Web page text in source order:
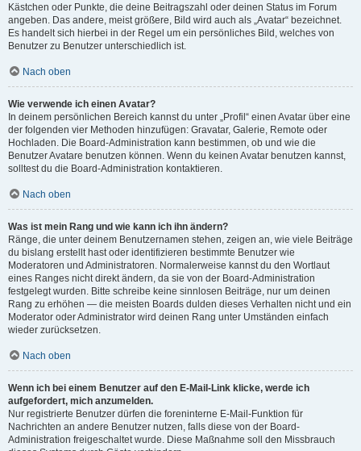
Kästchen oder Punkte, die deine Beitragszahl oder deinen Status im Forum
angeben. Das andere, meist größere, Bild wird auch als „Avatar“ bezeichnet.
Es handelt sich hierbei in der Regel um ein persönliches Bild, welches von
Benutzer zu Benutzer unterschiedlich ist.
Nach oben
Wie verwende ich einen Avatar?
In deinem persönlichen Bereich kannst du unter „Profil“ einen Avatar über eine
der folgenden vier Methoden hinzufügen: Gravatar, Galerie, Remote oder
Hochladen. Die Board-Administration kann bestimmen, ob und wie die
Benutzer Avatare benutzen können. Wenn du keinen Avatar benutzen kannst,
solltest du die Board-Administration kontaktieren.
Nach oben
Was ist mein Rang und wie kann ich ihn ändern?
Ränge, die unter deinem Benutzernamen stehen, zeigen an, wie viele Beiträge
du bislang erstellt hast oder identifizieren bestimmte Benutzer wie
Moderatoren und Administratoren. Normalerweise kannst du den Wortlaut
eines Ranges nicht direkt ändern, da sie von der Board-Administration
festgelegt wurden. Bitte schreibe keine sinnlosen Beiträge, nur um deinen
Rang zu erhöhen — die meisten Boards dulden dieses Verhalten nicht und ein
Moderator oder Administrator wird deinen Rang unter Umständen einfach
wieder zurücksetzen.
Nach oben
Wenn ich bei einem Benutzer auf den E-Mail-Link klicke, werde ich
aufgefordert, mich anzumelden.
Nur registrierte Benutzer dürfen die foreninterne E-Mail-Funktion für
Nachrichten an andere Benutzer nutzen, falls diese von der Board-
Administration freigeschaltet wurde. Diese Maßnahme soll den Missbrauch